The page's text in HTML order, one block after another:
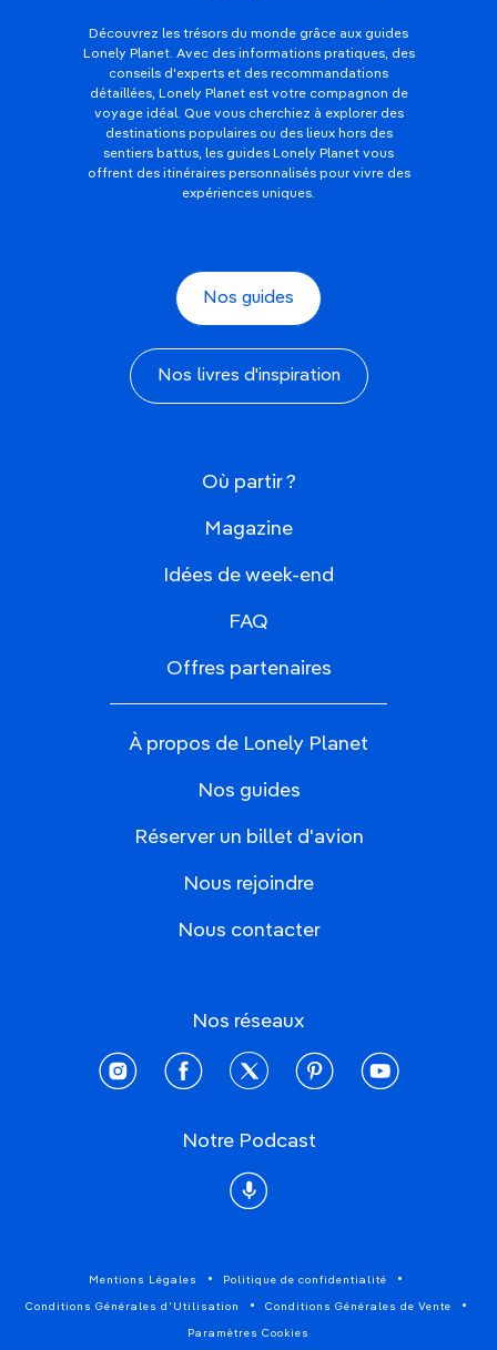
Découvrez les trésors du monde grâce aux guides
Lonely Planet. Avec des informations pratiques, des
conseils d'experts et des recommandations
détaillées, Lonely Planet est votre compagnon de
voyage idéal. Que vous cherchiez à explorer des
destinations populaires ou des lieux hors des
sentiers battus, les guides Lonely Planet vous
offrent des itinéraires personnalisés pour vivre des
expériences uniques.
Nos guides
Nos livres d'inspiration
Où partir ?
Magazine
Idées de week-end
FAQ
Offres partenaires
À propos de Lonely Planet
Nos guides
Réserver un billet d'avion
Nous rejoindre
Nous contacter
Nos réseaux
instagramfacebooktwitter pinterestyoutube
Notre Podcast
Podcast
Mentions Légales Politique de confidentialité
Conditions Générales d'Utilisation Conditions Générales de Vente
Paramètres Cookies